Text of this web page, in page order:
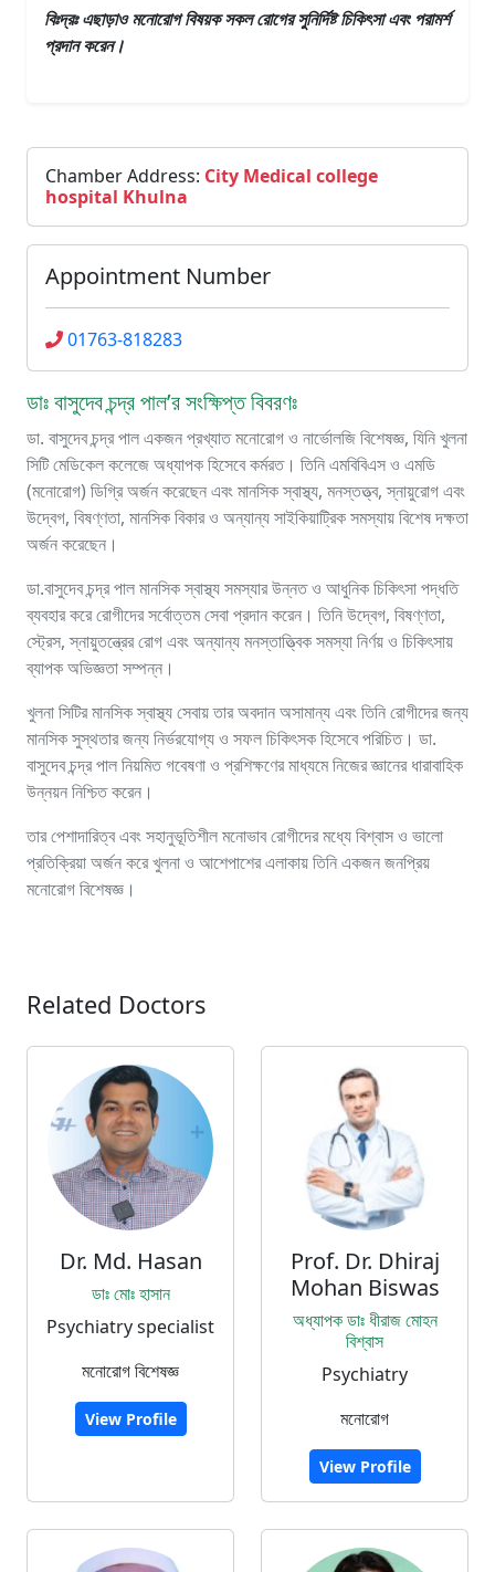
বিঃদ্রঃ এছাড়াওমনোরোগবিষয়ক সকল রোগের সুনির্দিষ্ট চিকিৎসা এবং পরামর্শ
প্রদান করেন।
Chamber Address: City Medical college
hospital Khulna
Appointment Number
01763-818283
ডাঃ বাসুদেব চন্দ্র পাল’র সংক্ষিপ্ত বিবরণঃ
ডা. বাসুদেব চন্দ্র পাল একজন প্রখ্যাত মনোরোগ ও নার্ভোলজি বিশেষজ্ঞ, যিনি খুলনা
সিটি মেডিকেল কলেজে অধ্যাপক হিসেবে কর্মরত। তিনি এমবিবিএস ও এমডি
(মনোরোগ) ডিগ্রি অর্জন করেছেন এবং মানসিক স্বাস্থ্য, মনস্তত্ত্ব, স্নায়ুরোগ এবং
উদ্বেগ, বিষণ্ণতা, মানসিক বিকার ও অন্যান্য সাইকিয়াট্রিক সমস্যায় বিশেষ দক্ষতা
অর্জন করেছেন।
ডা.বাসুদেব চন্দ্র পাল মানসিক স্বাস্থ্য সমস্যার উন্নত ও আধুনিক চিকিৎসা পদ্ধতি
ব্যবহার করে রোগীদের সর্বোত্তম সেবা প্রদান করেন। তিনি উদ্বেগ, বিষণ্ণতা,
স্ট্রেস, স্নায়ুতন্ত্রের রোগ এবং অন্যান্য মনস্তাত্ত্বিক সমস্যা নির্ণয় ও চিকিৎসায়
ব্যাপক অভিজ্ঞতা সম্পন্ন।
খুলনা সিটির মানসিক স্বাস্থ্য সেবায় তার অবদান অসামান্য এবং তিনি রোগীদের জন্য
মানসিক সুস্থতার জন্য নির্ভরযোগ্য ও সফল চিকিৎসক হিসেবে পরিচিত। ডা.
বাসুদেব চন্দ্র পাল নিয়মিত গবেষণা ও প্রশিক্ষণের মাধ্যমে নিজের জ্ঞানের ধারাবাহিক
উন্নয়ন নিশ্চিত করেন।
তার পেশাদারিত্ব এবং সহানুভূতিশীল মনোভাব রোগীদের মধ্যে বিশ্বাস ও ভালো
প্রতিক্রিয়া অর্জন করে খুলনা ও আশেপাশের এলাকায় তিনি একজন জনপ্রিয়
মনোরোগ বিশেষজ্ঞ।
Related Doctors
Dr. Md. Hasan
ডাঃ মোঃ হাসান
Psychiatry specialist
মনোরোগ বিশেষজ্ঞ
View Profile
Prof. Dr. Dhiraj
Mohan Biswas
অধ্যাপক ডাঃ ধীরাজ মোহন
বিশ্বাস
Psychiatry
মনোরোগ
View Profile